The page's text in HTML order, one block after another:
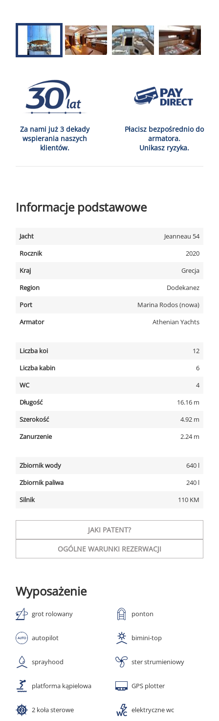
Za nami już 3 dekady
wspierania naszych
klientów.
Płacisz bezpośrednio do
armatora.
Unikasz ryzyka.
Informacje podstawowe
Jacht
Jeanneau 54
Rocznik
2020
Kraj
Grecja
Region
Dodekanez
Port
Marina Rodos (nowa)
Armator
Athenian Yachts
Liczba koi
12
Liczba kabin
6
WC
4
Długość
16.16 m
Szerokość
4.92 m
Zanurzenie
2.24 m
Zbiornik wody
640 l
Zbiornik paliwa
240 l
Silnik
110 KM
JAKI PATENT?
OGÓLNE WARUNKI REZERWACJI
Wyposażenie
grot rolowany ponton
autopilot bimini-top
sprayhood ster strumieniowy
platforma kąpielowa GPS plotter
2 koła sterowe elektryczne wc